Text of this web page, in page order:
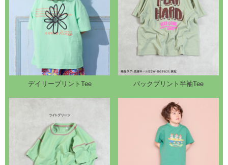
デイリープリントTee バックプリント半袖Tee